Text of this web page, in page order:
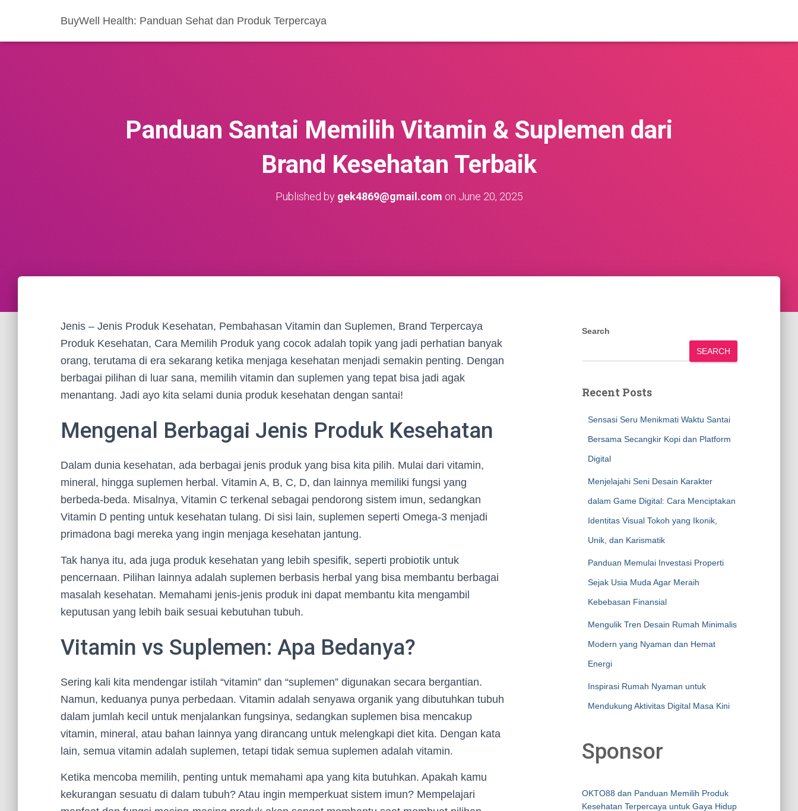
BuyWell Health: Panduan Sehat dan Produk Terpercaya
Panduan Santai Memilih Vitamin & Suplemen dari
Brand Kesehatan Terbaik
Published by gek4869@gmail.com on June 20, 2025
Jenis – Jenis Produk Kesehatan, Pembahasan Vitamin dan Suplemen, Brand Terpercaya
Produk Kesehatan, Cara Memilih Produk yang cocok adalah topik yang jadi perhatian banyak
orang, terutama di era sekarang ketika menjaga kesehatan menjadi semakin penting. Dengan
berbagai pilihan di luar sana, memilih vitamin dan suplemen yang tepat bisa jadi agak
menantang. Jadi ayo kita selami dunia produk kesehatan dengan santai!
Mengenal Berbagai Jenis Produk Kesehatan
Dalam dunia kesehatan, ada berbagai jenis produk yang bisa kita pilih. Mulai dari vitamin,
mineral, hingga suplemen herbal. Vitamin A, B, C, D, dan lainnya memiliki fungsi yang
berbeda-beda. Misalnya, Vitamin C terkenal sebagai pendorong sistem imun, sedangkan
Vitamin D penting untuk kesehatan tulang. Di sisi lain, suplemen seperti Omega-3 menjadi
primadona bagi mereka yang ingin menjaga kesehatan jantung.
Tak hanya itu, ada juga produk kesehatan yang lebih spesifik, seperti probiotik untuk
pencernaan. Pilihan lainnya adalah suplemen berbasis herbal yang bisa membantu berbagai
masalah kesehatan. Memahami jenis-jenis produk ini dapat membantu kita mengambil
keputusan yang lebih baik sesuai kebutuhan tubuh.
Vitamin vs Suplemen: Apa Bedanya?
Sering kali kita mendengar istilah “vitamin” dan “suplemen” digunakan secara bergantian.
Namun, keduanya punya perbedaan. Vitamin adalah senyawa organik yang dibutuhkan tubuh
dalam jumlah kecil untuk menjalankan fungsinya, sedangkan suplemen bisa mencakup
vitamin, mineral, atau bahan lainnya yang dirancang untuk melengkapi diet kita. Dengan kata
lain, semua vitamin adalah suplemen, tetapi tidak semua suplemen adalah vitamin.
Ketika mencoba memilih, penting untuk memahami apa yang kita butuhkan. Apakah kamu
kekurangan sesuatu di dalam tubuh? Atau ingin memperkuat sistem imun? Mempelajari
Search
SEARCH
Recent Posts
Sensasi Seru Menikmati Waktu Santai
Bersama Secangkir Kopi dan Platform
Digital
Menjelajahi Seni Desain Karakter
dalam Game Digital: Cara Menciptakan
Identitas Visual Tokoh yang Ikonik,
Unik, dan Karismatik
Panduan Memulai Investasi Properti
Sejak Usia Muda Agar Meraih
Kebebasan Finansial
Mengulik Tren Desain Rumah Minimalis
Modern yang Nyaman dan Hemat
Energi
Inspirasi Rumah Nyaman untuk
Mendukung Aktivitas Digital Masa Kini
Sponsor
OKTO88 dan Panduan Memilih Produk
Kesehatan Terpercaya untuk Gaya Hidup